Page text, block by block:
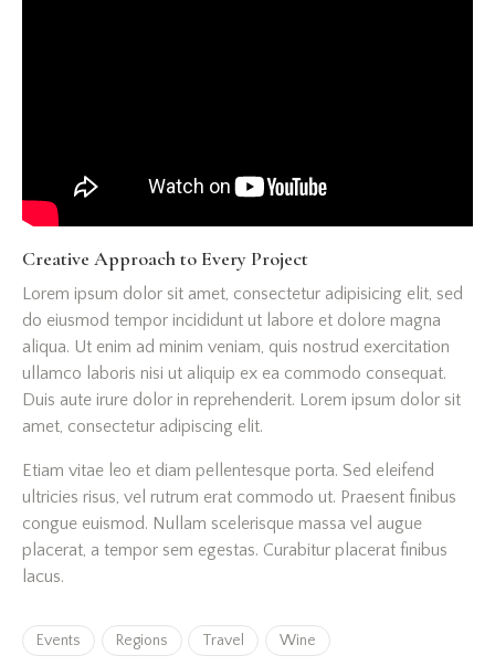
Creative Approach to Every Project
Lorem ipsum dolor sit amet, consectetur adipisicing elit, sed
do eiusmod tempor incididunt ut labore et dolore magna
aliqua. Ut enim ad minim veniam, quis nostrud exercitation
ullamco laboris nisi ut aliquip ex ea commodo consequat.
Duis aute irure dolor in reprehenderit. Lorem ipsum dolor sit
amet, consectetur adipiscing elit.
Etiam vitae leo et diam pellentesque porta. Sed eleifend
ultricies risus, vel rutrum erat commodo ut. Praesent finibus
congue euismod. Nullam scelerisque massa vel augue
placerat, a tempor sem egestas. Curabitur placerat finibus
lacus.
Events Regions Travel Wine